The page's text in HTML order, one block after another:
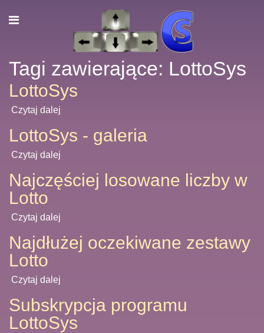
Tagi zawierające: LottoSys
LottoSys
Czytaj dalej
LottoSys - galeria
Czytaj dalej
Najczęściej losowane liczby w
Lotto
Czytaj dalej
Najdłużej oczekiwane zestawy
Lotto
Czytaj dalej
Subskrypcja programu
LottoSys